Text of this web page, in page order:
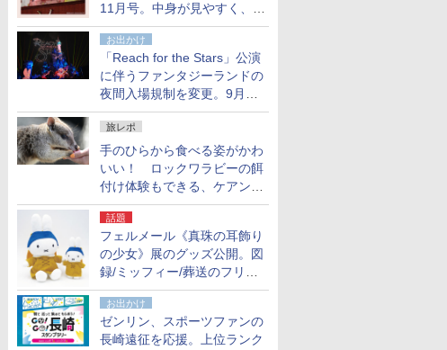
11月号。中身が見やすく、温
泉スパにも使える
お出かけ
「Reach for the Stars」公演
に伴うファンタジーランドの
夜間入場規制を変更。9月か
ら18時50分～20時ごろに
旅レポ
手のひらから食べる姿がかわ
いい！ ロックワラビーの餌
付け体験もできる、ケアンズ
でアサートン高原の日本語ガ
イド付きツアーに参加してみ
た
話題
フェルメール《真珠の耳飾り
の少女》展のグッズ公開。図
録/ミッフィー/葬送のフリー
レンほか、注目ブランドコラ
ボが実現
お出かけ
ゼンリン、スポーツファンの
長崎遠征を応援。上位ランク